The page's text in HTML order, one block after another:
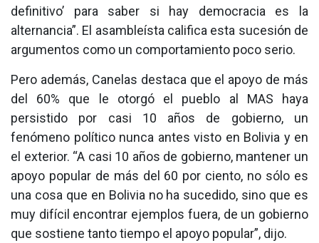
definitivo’ para saber si hay democracia es la
alternancia”. El asambleísta califica esta sucesión de
argumentos como un comportamiento poco serio.
Pero además, Canelas destaca que el apoyo de más
del 60% que le otorgó el pueblo al MAS haya
persistido por casi 10 años de gobierno, un
fenómeno político nunca antes visto en Bolivia y en
el exterior. “A casi 10 años de gobierno, mantener un
apoyo popular de más del 60 por ciento, no sólo es
una cosa que en Bolivia no ha sucedido, sino que es
muy difícil encontrar ejemplos fuera, de un gobierno
que sostiene tanto tiempo el apoyo popular”, dijo.